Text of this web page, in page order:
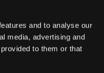
and to analyse our
media, advertising and
to them or that